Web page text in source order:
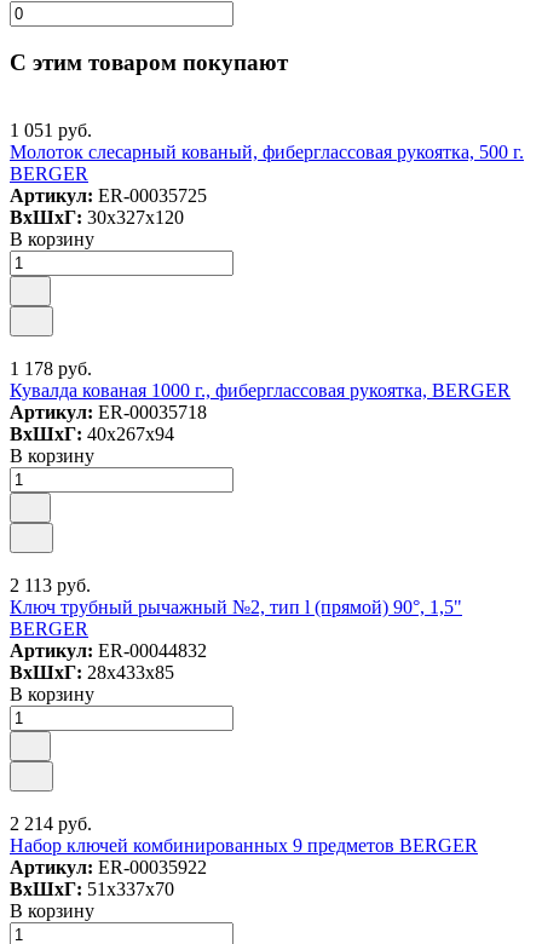
С этим товаром покупают
1 051 руб.
Молоток слесарный кованый, фиберглассовая рукоятка, 500 г.
BERGER
Артикул: ER-00035725
ВxШxГ: 30x327x120
В корзину
1 178 руб.
Кувалда кованая 1000 г., фиберглассовая рукоятка, BERGER
Артикул: ER-00035718
ВxШxГ: 40x267x94
В корзину
2 113 руб.
Ключ трубный рычажный №2, тип l (прямой) 90°, 1,5"
BERGER
Артикул: ER-00044832
ВxШxГ: 28x433x85
В корзину
2 214 руб.
Набор ключей комбинированных 9 предметов BERGER
Артикул: ER-00035922
ВxШxГ: 51x337x70
В корзину